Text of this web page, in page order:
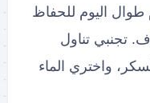
طوال اليوم للحفاظ
تجنبي تناول
واختري الماء